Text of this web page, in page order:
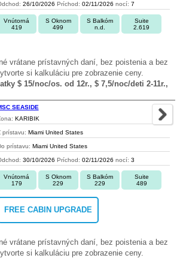
26/10/2026 Príchod: 02/11/2026 nocí: 7
Vnútorná
419
S Oknom
499
S Balkóm
n.d.
Suite
2.619
vrátane prístavných daní, bez poistenia a bez
si kalkuláciu pre zobrazenie ceny.
$ 15/noc/os. od 12r., $ 7,5/noc/deti 2-11r.,
SEASIDE
KARIBIK
prístavu: Miami United States
prístavu: Miami United States
30/10/2026 Príchod: 02/11/2026 nocí: 3
Vnútorná
179
S Oknom
229
S Balkóm
229
Suite
489
FREE CABIN UPGRADE
vrátane prístavných daní, bez poistenia a bez
si kalkuláciu pre zobrazenie ceny.